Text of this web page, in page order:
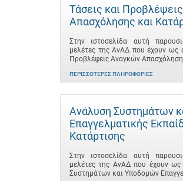
Τάσεις και
Απασχόλησης και
Στην ιστοσελίδα αυτή
μελέτες της ΑνΑΔ που έχουν ως
Προβλέψεις Αναγκών
ΠΕΡΙΣΣΌΤΕΡΕΣ ΠΛΗΡΟΦΟΡΊΕΣ
Ανάλυση Συστημάτων
Επαγγελματικής
Κατάρτισης
Στην ιστοσελίδα αυτή
μελέτες της ΑνΑΔ που έχουν ως
Συστημάτων και Υποδομών